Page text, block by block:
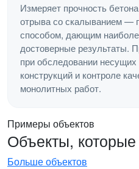
Измеряет прочность
отрыва со скалыванием —
способом, дающим
достоверные результаты.
при обследовании несущих
конструкций и контроле
монолитных работ.
Примеры объектов
Объекты,
Больше объектов